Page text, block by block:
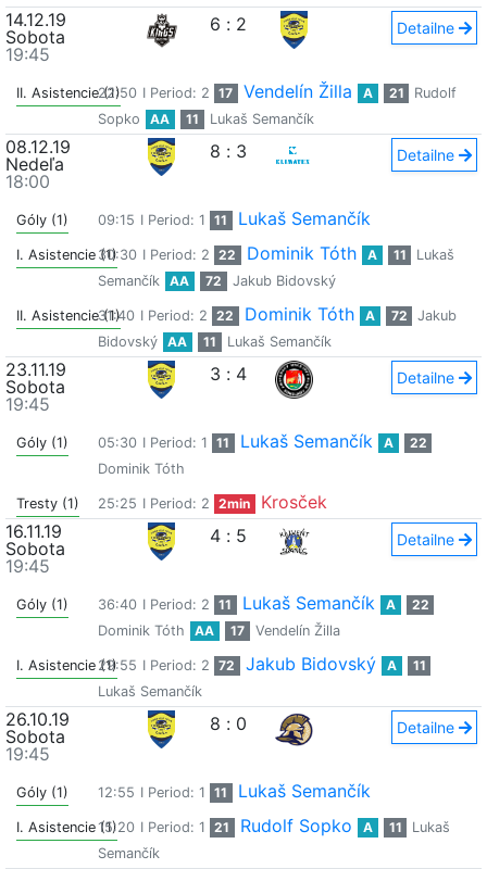
14.12.19
Sobota
19:45
6 : 2 Detailne
II. Asistencie (1)
22:50 I Period: 2 17 Vendelín Žilla A 21
Rudolf
Sopko
AA 11 Lukaš Semančík
08.12.19
Nedeľa
18:00
8 : 3 Detailne
Góly (1) 09:15 I Period: 1 11 Lukaš Semančík
I. Asistencie (1)30:30 I Period: 2 22 Dominik Tóth A 11
Lukaš
Semančík
AA 72 Jakub Bidovský
II. Asistencie (1)
31:40 I Period: 2 22 Dominik Tóth A 72
Jakub
Bidovský
AA 11 Lukaš Semančík
23.11.19
Sobota
19:45
3 : 4 Detailne
Góly (1) 05:30 I Period: 1 11 Lukaš Semančík A
22
Dominik Tóth
Tresty (1) 25:25 I Period: 2 2min
Krosček
16.11.19
Sobota
19:45
4 : 5 Detailne
Góly (1) 36:40 I Period: 2 11 Lukaš Semančík A
22
Dominik Tóth
AA 17 Vendelín Žilla
I. Asistencie (1)29:55 I Period: 2 72 Jakub Bidovský A
11
Lukaš Semančík
26.10.19
Sobota
19:45
8 : 0 Detailne
Góly (1) 12:55 I Period: 1 11 Lukaš Semančík
I. Asistencie (1)15:20 I Period: 1 21 Rudolf Sopko A 11
Lukaš
Semančík